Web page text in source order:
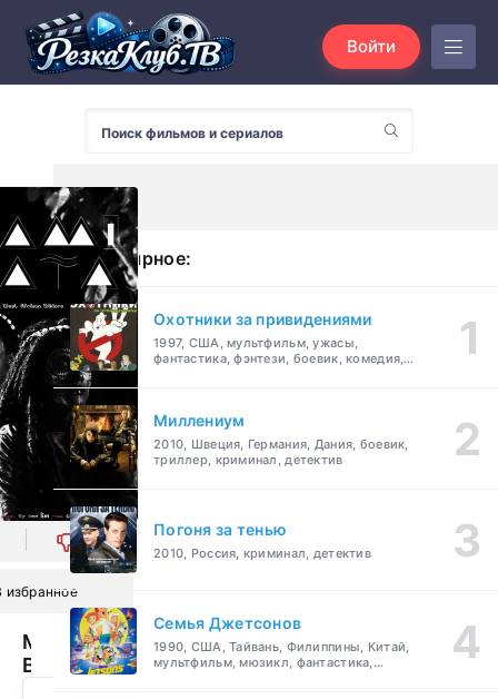
Войти
0
избранное
Мами
Вата
Популярное:
Охотники за привидениями
1997, США, мультфильм, ужасы,
фантастика, фэнтези, боевик, комедия,
Миллениум
2010, Швеция, Германия, Дания, боевик,
триллер, криминал, детектив
Погоня за тенью
2010, Россия, криминал, детектив
Семья Джетсонов
1990, США, Тайвань, Филиппины, Китай,
мультфильм, мюзикл, фантастика,